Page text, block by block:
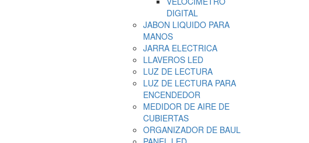
DIGITAL
JABON LIQUIDO PARA
MANOS
JARRA ELECTRICA
LLAVEROS LED
LUZ DE LECTURA
LUZ DE LECTURA PARA
ENCENDEDOR
MEDIDOR DE AIRE DE
CUBIERTAS
ORGANIZADOR DE BAUL